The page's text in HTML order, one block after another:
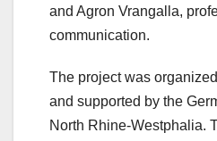
and Agron Vrangalla,
communication.
The project was
and supported by the
North Rhine-Westphalia.